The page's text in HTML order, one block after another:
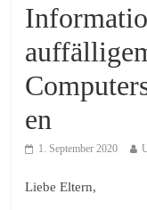
en
1. September 2020
Liebe Eltern,